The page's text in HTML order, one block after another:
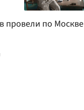
провели по Москве